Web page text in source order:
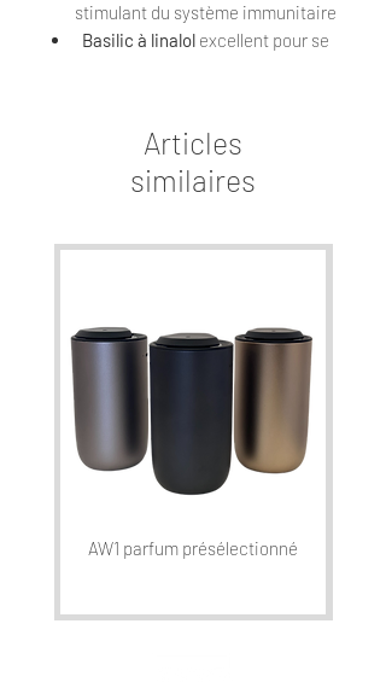
stimulant du système immunitaire
Basilic à linalolexcellent pour se
mémoire
Articles
similaires
AW1 parfum présélectionné